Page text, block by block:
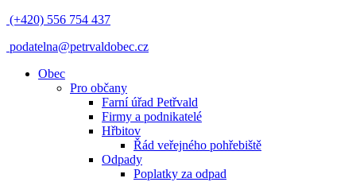
(+420) 556 754 437
podatelna@petrvaldobec.cz
Obec
Pro občany
Farní úřad Petřvald
Firmy a podnikatelé
Hřbitov
Řád veřejného pohřebiště
Odpady
Poplatky za odpad